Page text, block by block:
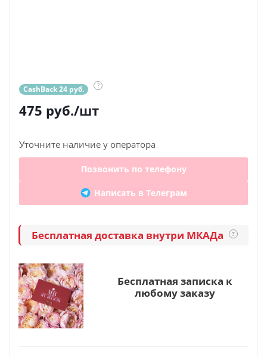
CashBack 24 руб. ?
475 руб./шт
Уточните наличие у оператора
Позвонить по телефону
Написать в Телеграм
Бесплатная доставка внутри МКАДа ?
Бесплатная записка к
любому заказу